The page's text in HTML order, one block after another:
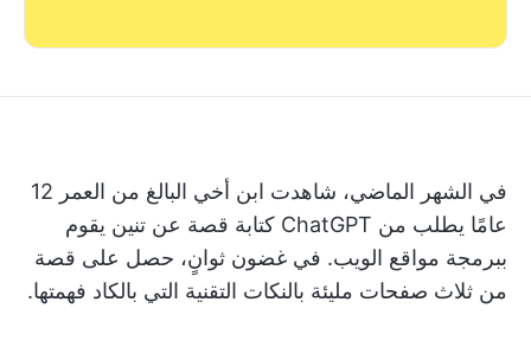
في الشهر الماضي، شاهدت ابن أخي البالغ من العمر 12
عامًا يطلب من ChatGPT كتابة قصة عن تنين يقوم
ببرمجة مواقع الويب. في غضون ثوانٍ، حصل على قصة
من ثلاث صفحات مليئة بالنكات التقنية التي بالكاد فهمتها.